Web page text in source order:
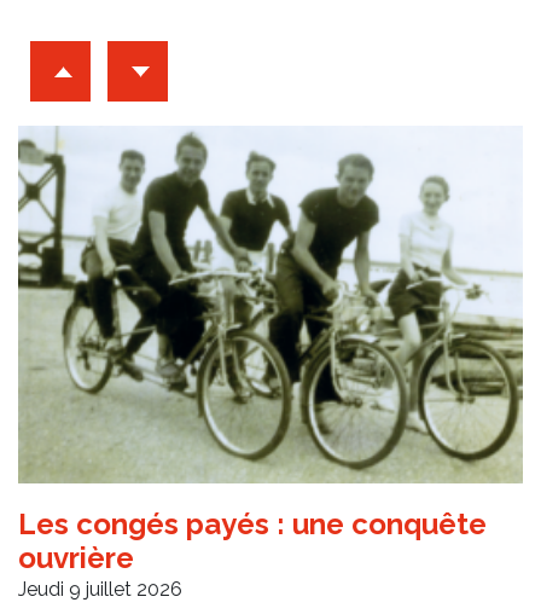
Archives d'articles
Les congés payés : une conquête
ouvrière
Jeudi 9 juillet 2026